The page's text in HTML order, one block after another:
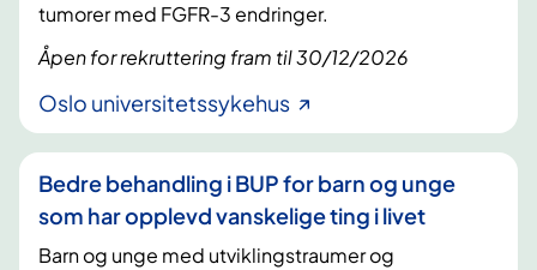
tumorer med FGFR-3 endringer.
Åpen for rekruttering fram til 30/12/2026
Oslo universitetssykehus
Bedre behandling i BUP for barn og unge
som har opplevd vanskelige ting i livet
Barn og unge med utviklingstraumer og